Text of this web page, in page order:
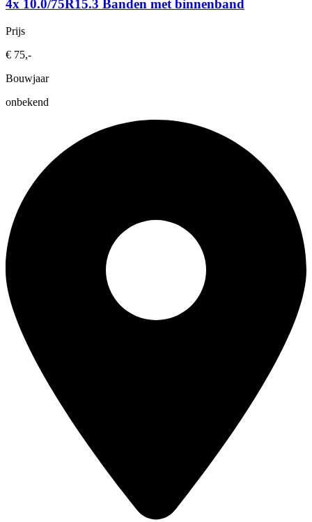
4x 10.0/75R15.3 Banden met binnenband
Prijs
€ 75,-
Bouwjaar
onbekend